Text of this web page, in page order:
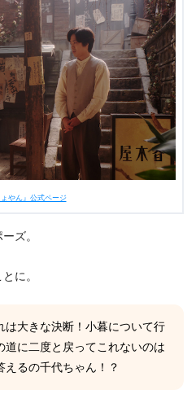
ょやん』公式ページ
ズ。
に。
は大きな決断！小暮について行
道に二度と戻ってこれないのは
えるの千代ちゃん！？